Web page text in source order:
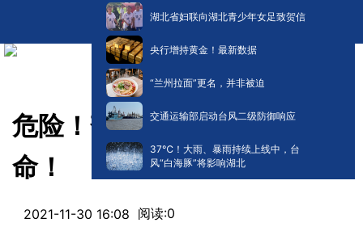
湖北省妇联向湖北青少年女足致贺信
央行增持黄金！最新数据
“兰州拉面”更名，并非被迫
交通运输部启动台风二级防御响应
​37℃！大雨、暴雨持续上线中，台
风“白海豚”将影响湖北
危险！驾驶室内睡觉险丢性
命！
2021-11-30 16:08 阅读:0